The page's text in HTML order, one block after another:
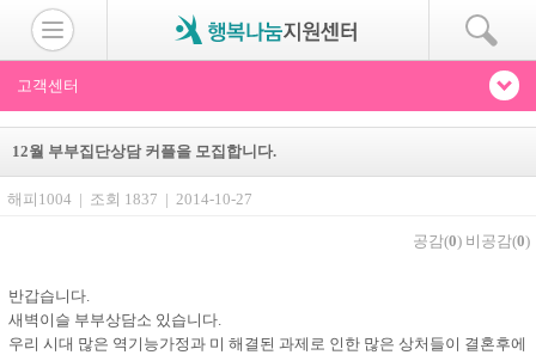
고객센터
12월 부부집단상담 커플을 모집합니다.
해피1004 | 조회 1837 | 2014-10-27
공감(0) 비공감(0)
반갑습니다.
새벽이슬 부부상담소 있습니다.
우리 시대 많은 역기능가정과 미 해결된 과제로 인한 많은 상처들이 결혼후에